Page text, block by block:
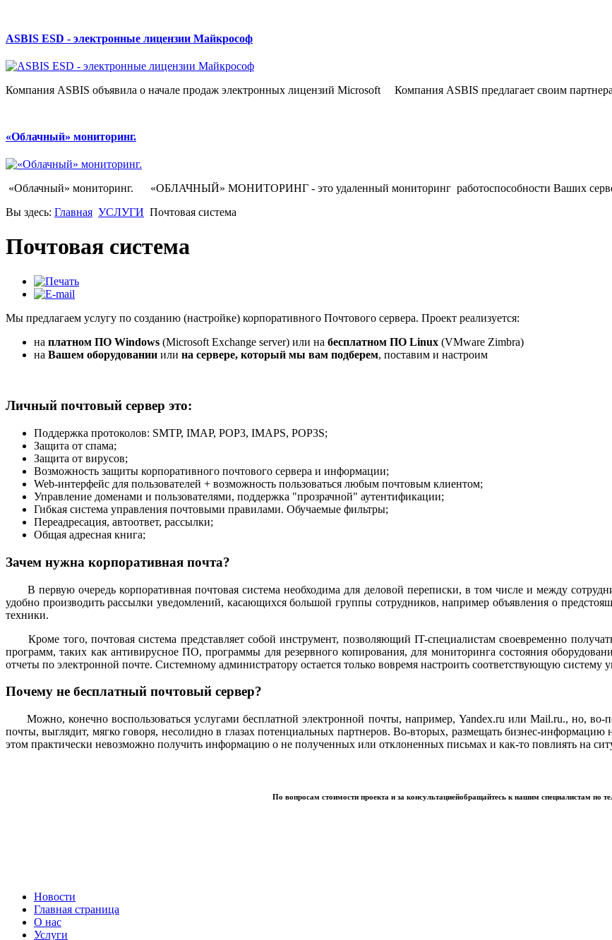
ASBIS ESD - электронные лицензии Майкрософ
Компания ASBIS объявила о начале продаж электронных лицензий Microsoft Компания ASBIS предлагает своим
«Облачный» мониторинг.
«Облачный» мониторинг. «ОБЛАЧНЫЙ» МОНИТОРИНГ - это удаленный мониторинг работоспособности Ваших
Вы здесь: Главная УСЛУГИ Почтовая система
Почтовая система
Мы предлагаем услугу по созданию (настройке) корпоративного Почтового сервера. Проект реализуется:
на платном ПО Windows (Microsoft Exchange server) или на бесплатном ПО Linux (VMware Zimbra)
на Вашем оборудовании или на сервере, который мы вам подберем, поставим и настроим
Личный почтовый сервер это:
Поддержка протоколов: SMTP, IMAP, POP3, IMAPS, POP3S;
Защита от спама;
Защита от вирусов;
Возможность защиты корпоративного почтового сервера и информации;
Web-интерфейс для пользователей + возможность пользоваться любым почтовым клиентом;
Управление доменами и пользователями, поддержка "прозрачной" аутентификации;
Гибкая система управления почтовыми правилами. Обучаемые фильтры;
Переадресация, автоответ, рассылки;
Общая адресная книга;
Зачем нужна корпоративная почта?
В первую очередь корпоративная почтовая система необходима для деловой переписки, в том числе и между сот
удобно производить рассылки уведомлений, касающихся большой группы сотрудников, например объявления о
техники.
Кроме того, почтовая система представляет собой инструмент, позволяющий IT-специалистам своевременно
программ, таких как антивирусное ПО, программы для резервного копирования, для мониторинга состояния
отчеты по электронной почте. Системному администратору остается только вовремя настроить соответствующую систему
Почему не бесплатный почтовый сервер?
Можно, конечно воспользоваться услугами бесплатной электронной почты, например, Yandex.ru или Mail.ru., но, во-
почты, выглядит, мягко говоря, несолидно в глазах потенциальных партнеров. Во-вторых, размещать бизнес-
этом практически невозможно получить информацию о не полученных или отклоненных письмах и как-то повлиять на
По вопросам стоимости проекта и за консультациейобращайтесь к нашим специалистам по
Новости
Главная страница
О нас
Услуги